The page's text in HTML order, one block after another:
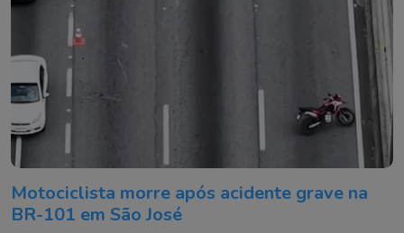
Motociclista morre após acidente grave na
BR-101 em São José